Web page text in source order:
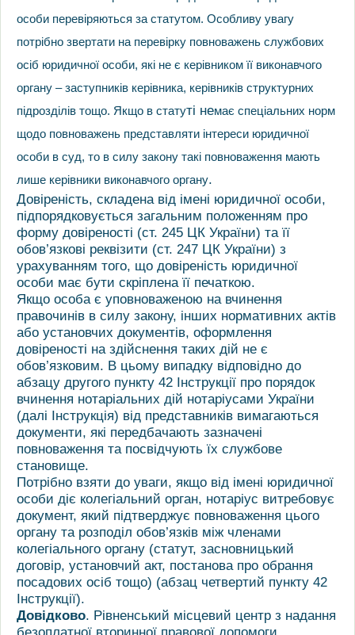
особи перевіряються за статутом. Особливу увагу
потрібно звертати на перевірку повноважень службових
осіб юридичної особи, які не є керівником її виконавчого
органу – заступників керівника, керівників структурних
підрозділів тощо. Якщо в статуті немає спеціальних норм
щодо повноважень представляти інтереси юридичної
особи в суд, то в силу закону такі повноваження мають
лише керівники виконавчого органу.
Довіреність, складена від імені юридичної особи,
підпорядковується загальним положенням про
форму довіреності (ст. 245 ЦК України) та її
обов’язкові реквізити (ст. 247 ЦК України) з
урахуванням того, що довіреність юридичної
особи має бути скріплена її печаткою.
Якщо особа є уповноваженою на вчинення
правочинів в силу закону, інших нормативних актів
або установчих документів, оформлення
довіреності на здійснення таких дій не є
обов’язковим. В цьому випадку відповідно до
абзацу другого пункту 42 Інструкції про порядок
вчинення нотаріальних дій нотаріусами України
(далі Інструкція) від представників вимагаються
документи, які передбачають зазначені
повноваження та посвідчують їх службове
становище.
Потрібно взяти до уваги, якщо від імені юридичної
особи діє колегіальний орган, нотаріус витребовує
документ, який підтверджує повноваження цього
органу та розподіл обов’язків між членами
колегіального органу (статут, засновницький
договір, установчий акт, постанова про обрання
посадових осіб тощо) (абзац четвертий пункту 42
Інструкції).
Довідково. Рівненський місцевий центр з надання